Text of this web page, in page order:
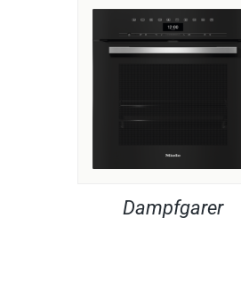
Dampfgarer